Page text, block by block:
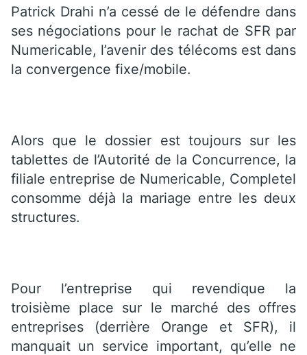
Patrick Drahi n’a cessé de le défendre dans
ses négociations pour le rachat de SFR par
Numericable, l’avenir des télécoms est dans
la convergence fixe/mobile.
Alors que le dossier est toujours sur les
tablettes de l’Autorité de la Concurrence, la
filiale entreprise de Numericable, Completel
consomme déjà la mariage entre les deux
structures.
Pour l’entreprise qui revendique la
troisième place sur le marché des offres
entreprises (derrière Orange et SFR), il
manquait un service important, qu’elle ne